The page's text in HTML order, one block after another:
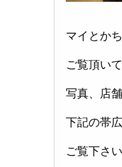
マイとか
ご覧頂い
写真、店
下記の帯
ご覧下さい